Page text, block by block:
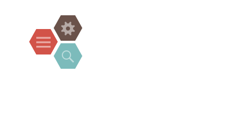
Menu
Widgets
Search